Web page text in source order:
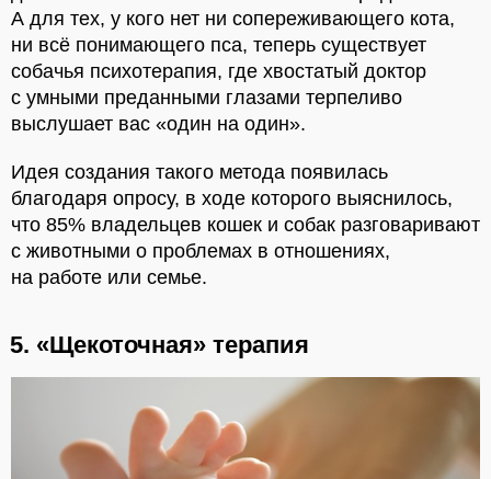
А для тех, у кого нет ни сопереживающего кота,
ни всё понимающего пса, теперь существует
собачья психотерапия, где хвостатый доктор
с умными преданными глазами терпеливо
выслушает вас «один на один».
Идея создания такого метода появилась
благодаря опросу, в ходе которого выяснилось,
что 85% владельцев кошек и собак разговаривают
с животными о проблемах в отношениях,
на работе или семье.
5. «Щекоточная» терапия